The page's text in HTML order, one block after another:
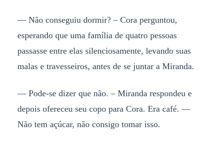
— Não conseguiu dormir? – Cora perguntou,
esperando que uma família de quatro pessoas
passasse entre elas silenciosamente, levando suas
malas e travesseiros, antes de se juntar a Miranda.
— Pode-se dizer que não. – Miranda respondeu e
depois ofereceu seu copo para Cora. Era café. —
Não tem açúcar, não consigo tomar isso.